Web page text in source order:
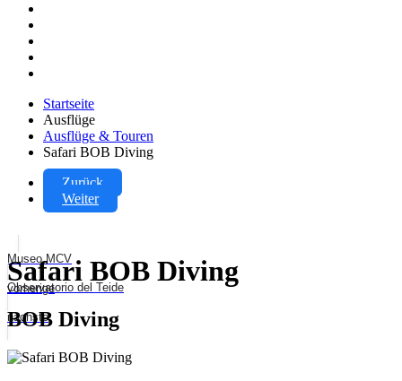
Startseite
Ausflüge
Ausflüge & Touren
Safari BOB Diving
Zurück
Weiter
Museo MCV
vorherige
Observatorio del Teide
nächste
Safari BOB Diving
BOB Diving